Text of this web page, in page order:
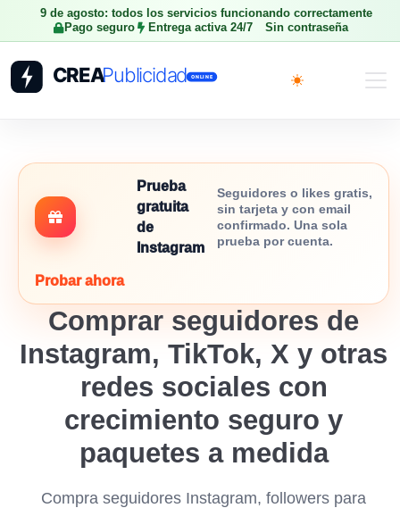
9 de agosto: todos los servicios funcionando correctamente
Pago seguro
Entrega activa 24/7 Sin contraseña
Toggle theme
Comprar seguidores de
Instagram, TikTok, X y otras
redes sociales con
crecimiento seguro y
paquetes a medida
Compra seguidores Instagram, followers para
Prueba
gratuita
de
Instagram
Seguidores o likes gratis,
sin tarjeta y con email
confirmado. Una sola
prueba por cuenta.
Probar ahora